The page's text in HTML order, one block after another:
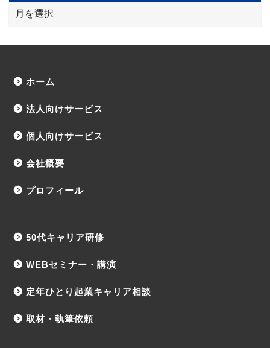
ホーム
法人向けサービス
個人向けサービス
会社概要
プロフィール
50代キャリア研修
WEBセミナー・講演
定年ひとり起業キャリア相談
取材・執筆依頼